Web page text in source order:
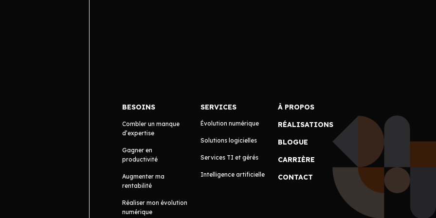
BESOINS
Combler un manque
d’expertise
Gagner en
productivité
Augmenter ma
rentabilité
Réaliser mon évolution
numérique
SERVICES
Évolution numérique
Solutions logicielles
Services TI et gérés
Intelligence artificielle
À PROPOS
RÉALISATIONS
BLOGUE
CARRIÈRE
CONTACT